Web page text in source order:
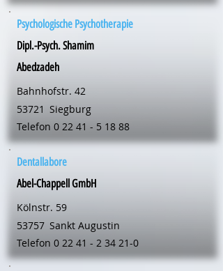
Psychologische Psychotherapie
Dipl.-Psych. Shamim
Abedzadeh
Bahnhofstr. 42
53721 Siegburg
Telefon 0 22 41 - 5 18 88
Dentallabore
Abel-Chappell GmbH
Kölnstr. 59
53757 Sankt Augustin
Telefon 0 22 41 - 2 34 21-0